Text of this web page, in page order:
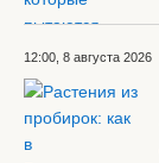
12:00, 8 августа 2026